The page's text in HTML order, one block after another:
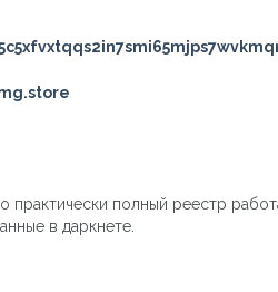
практически полный реестр
в даркнете.